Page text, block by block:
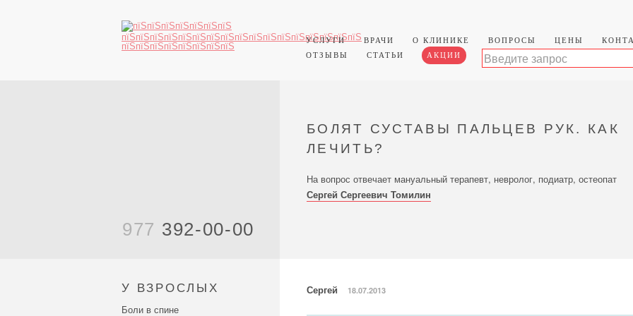
УСЛУГИ ВРАЧИ О КЛИНИКЕ ВОПРОСЫ ЦЕНЫ
ОТЗЫВЫ
СТАТЬИ АКЦИИ
977 392-00-00
У ВЗРОСЛЫХ
Боли в спине
БОЛЯТ СУСТАВЫ ПАЛЬЦЕВ РУК. КАК
ЛЕЧИТЬ?
На вопрос отвечает мануальный терапевт, невролог, подиатр, остеопат
Сергей Сергеевич Томилин
Сергей 18.07.2013